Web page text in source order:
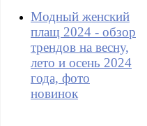
Модный женский
плащ 2024 - обзор
трендов на весну,
лето и осень 2024
года, фото
новинок